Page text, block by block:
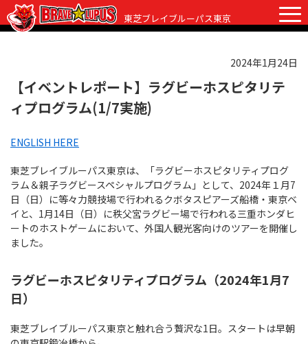
東芝ブレイブルーパス東京
チケット グッズ ファンクラブ 観戦ガイド
観戦ガイド
初めての観戦
ラグビーって何？
会場紹介
クラブからのお願い
選手・スタッフ
選手
スタッフ
クラブ情報
クラブ情報
地域貢献活動
アカデミー
2024年1月24日
【イベントレポート】ラグビーホスピタリテ
ィプログラム(1/7実施)
ENGLISH HERE
東芝ブレイブルーパス東京は、「ラグビーホスピタリティプログ
ラム＆親子ラグビースペシャルプログラム」として、2024年１月7
日（日）に等々力競技場で行われるクボタスピアーズ船橋・東京ベ
イと、1月14日（日）に秩父宮ラグビー場で行われる三重ホンダヒ
ートのホストゲームにおいて、外国人観光客向けのツアーを開催し
ました。
ラグビーホスピタリティプログラム（2024年1月7
日）
東芝ブレイブルーパス東京と触れ合う贅沢な1日。スタートは早朝